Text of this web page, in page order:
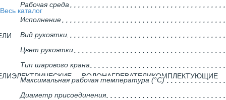
Весь каталог
ЭЛЕКТРИЧЕСКИЕ ВОДОНАГРЕВАТЕЛИКОМПЛЕКТУЮЩИЕ
Рабочая среда
Исполнение
Вид рукоятки
Цвет рукоятки
Тип шарового крана
Максимальная рабочая температура (°С)
Диаметр присоединения